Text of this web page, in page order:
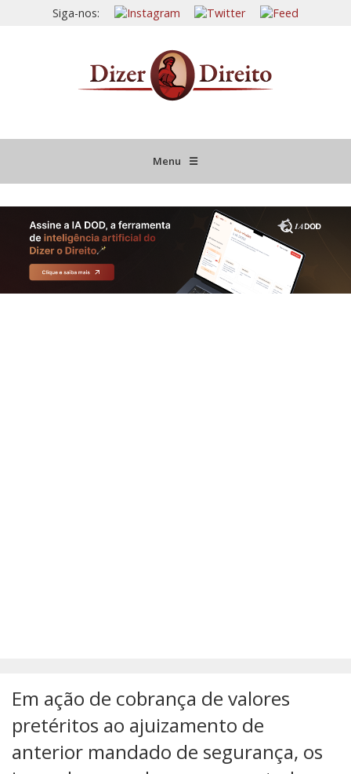
Siga-nos:
Menu ☰
JURISPRUDÊNCIA COMENTADA
INFORMATIVOS COMENTADOS
Em ação de cobrança de valores
pretéritos ao ajuizamento de
anterior mandado de segurança, os